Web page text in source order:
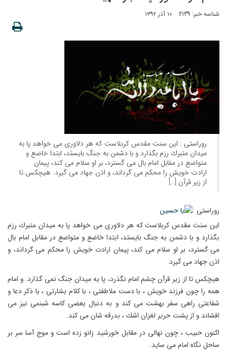
شناسه خبر: 2139 ۱۰ آذر ۱۳۹۲
روراستی : این سنت مقدس كربلاست كه هر دلاورى مى خواهد پا به
میدان متبرك رزم بگذارد و با دشمن به جنگ بایستد، ابتدا خاضع و
متواضع در مقابل امام بال مى گسترد، بر او سلام مى كند، پیمان
ارادت خویش را محكم مى گرداند، و اذن جهاد مى گیرد. هیچكس تا
از زیر قرآن […]
روراستی :
این سنت مقدس كربلاست كه هر دلاورى مى خواهد پا به میدان متبرك رزم
بگذارد و با دشمن به جنگ بایستد، ابتدا خاضع و متواضع در مقابل امام بال
مى گسترد، بر او سلام مى كند، پیمان ارادت خویش را محكم مى گرداند، و
اذن جهاد مى گیرد.
هیچكس تا از زیر قرآن چشم امام نگذرد، پا به میدان جنگ نمى گذارد. و امام
همه را چون فرزند خویش ، با دست ملاطفتى ، با كلام بشارتى ، با ذكر دعا و
شفاعتى راهى سفر بهشت مى كند و به دنبال بعضى كاسه شبنمى نیز مى
افشاند و از پشت حریر لغزان اشك ، بدرقه شان مى كند.
اكنون حبیب ، چون نهالى در مقابل خورشید زانو زده است و موج آسا سر بر
ساحل نگاه امام مى ساید.